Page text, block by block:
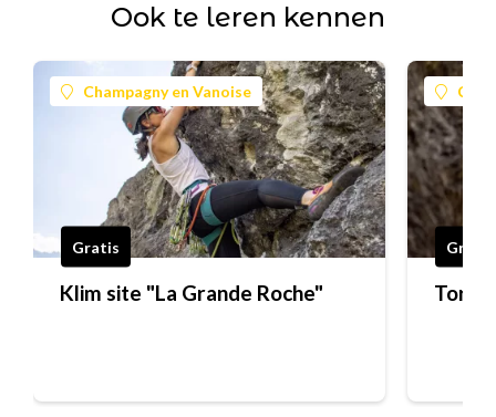
Ook te leren kennen
Champagny en Vanoise
Gratis
Klim site "La Grande Roche"
Gratis